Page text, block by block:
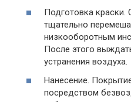
Подготовка краски.
тщательно
низкооборотным
После этого
устранения воздуха.
Нанесение.
посредством